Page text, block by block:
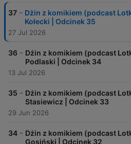
37 - Dżin z komikiem (podcast
Kołecki | Odcinek 35
27 Jul 2026
36 - Dżin z komikiem (podcast
Podlaski | Odcinek 34
13 Jul 2026
35 - Dżin z komikiem (podcast
Stasiewicz | Odcinek 33
29 Jun 2026
34 - Dżin z komikiem (podcast
Gosiński | Odcinek 32